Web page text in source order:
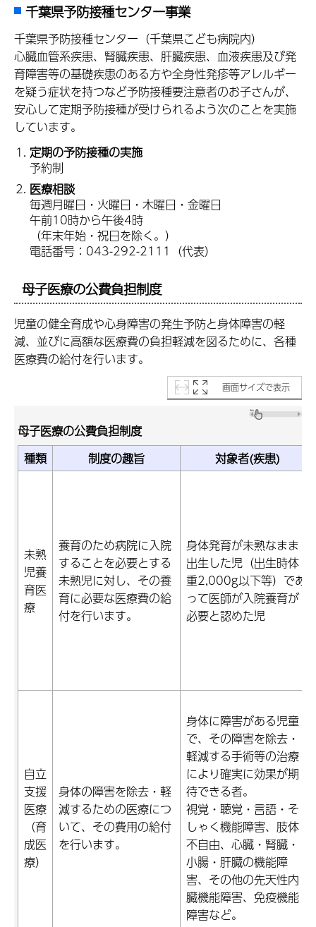
千葉県予防接種センター事業
千葉県予防接種センター（千葉県こども病院内）
心臓血管系疾患、腎臓疾患、肝臓疾患、血液疾患及び発
育障害等の基礎疾患のある方や全身性発疹等アレルギー
を疑う症状を持つなど予防接種要注意者のお子さんが、
安心して定期予防接種が受けられるよう次のことを実施
しています。
定期の予防接種の実施
予約制
医療相談
毎週月曜日・火曜日・木曜日・金曜日
午前10時から午後4時
（年末年始・祝日を除く。）
電話番号：043-292-2111（代表）
母子医療の公費負担制度
児童の健全育成や心身障害の発生予防と身体障害の軽
減、並びに高額な医療費の負担軽減を図るために、各種
医療費の給付を行います。
画面サイズで表示
母子医療の公費負担制度
種類
制度の趣旨 対象者(疾患)
未熟
児養
育医
療
養育のため病院に入院
することを必要とする
未熟児に対し、その養
育に必要な医療費の給
付を行います。
身体発育が未熟なまま
出生した児（出生時体
重2,000g以下等）であ
って医師が入院養育が
必要と認めた児
自立
支援
医療
（育
成医
療）
身体の障害を除去・軽
減するための医療につ
いて、その費用の給付
を行います。
身体に障害がある児童
で、その障害を除去・
軽減する手術等の治療
により確実に効果が期
待できる者。
視覚・聴覚・言語・そ
しゃく機能障害、肢体
不自由、心臓・腎臓・
小腸・肝臓の機能障
害、その他の先天性内
臓機能障害、免疫機能
障害など。